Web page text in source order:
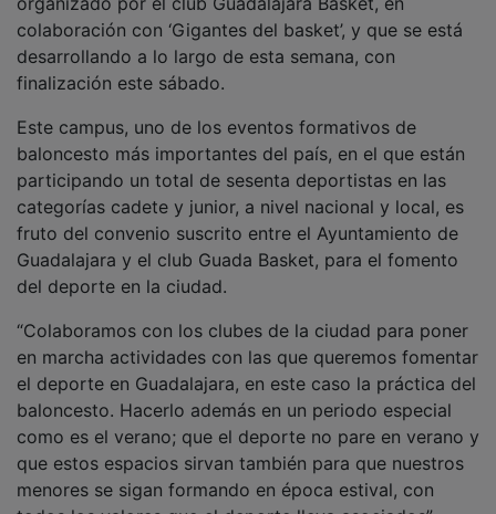
colaboración con ‘Gigantes del basket’, y que se está
desarrollando a lo largo de esta semana, con
finalización este sábado.
baloncesto más importantes del país, en el que están
participando un total de sesenta deportistas en las
categorías cadete y junior, a nivel nacional y local, es
fruto del convenio suscrito entre el Ayuntamiento de
Guadalajara y el club Guada Basket, para el fomento
del deporte en la ciudad.
en marcha actividades con las que queremos fomentar
el deporte en Guadalajara, en este caso la práctica del
baloncesto. Hacerlo además en un periodo especial
como es el verano; que el deporte no pare en verano y
que estos espacios sirvan también para que nuestros
menores se sigan formando en época estival, con
todos los valores que el deporte lleva asociados”,